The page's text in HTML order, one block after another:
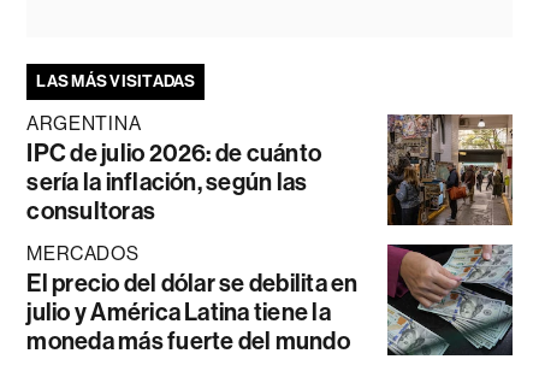
LAS MÁS VISITADAS
ARGENTINA
IPC de julio 2026: de cuánto
sería la inflación, según las
consultoras
MERCADOS
El precio del dólar se debilita en
julio y América Latina tiene la
moneda más fuerte del mundo